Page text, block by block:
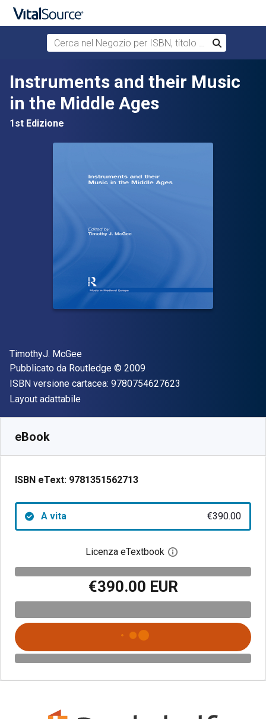
Cerca nel Negozio per ISBN, titolo o autore
Cerca
Instruments and their Music
in the Middle Ages
1st Edizione
Autore(i)
TimothyJ. McGee
Editore
Pubblicato da Routledge Copyright
© 2009
ISBN versione cartacea: 9780754627623
Formato
Layout adattabile
eBook
ISBN eText: 9781351562713
A vita €390.00
Licenza eTextbook Apri la finestra di
€390.00 EUR